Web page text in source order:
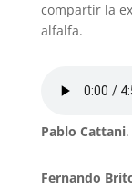
compartir la
alfalfa.
Pablo Cattani.
Fernando